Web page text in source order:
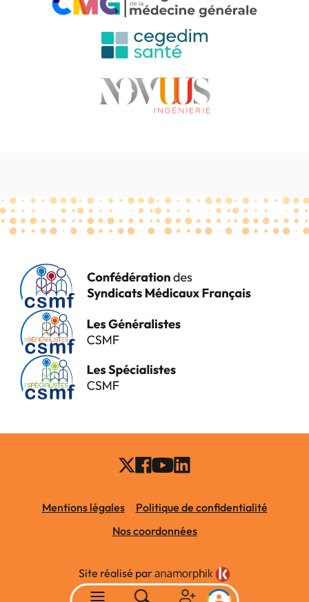
Mentions légales
Politique de confidentialité
Nos coordonnées
Site réalisé par